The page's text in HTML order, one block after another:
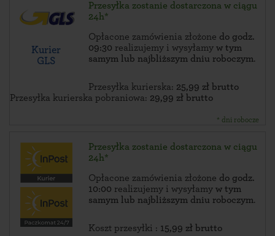
Kurier
GLS
Przesyłka zostanie dostarczona w ciągu
24h*
Opłacone zamówienia złożone do godz.
09:30 realizujemy i wysyłamy w tym
samym lub najbliższym dniu roboczym.
Przesyłka kurierska: 25,99 zł brutto
Przesyłka kurierska pobraniowa: 29,99 zł brutto
* dni robocze
Przesyłka zostanie dostarczona w ciągu
24h*
Opłacone zamówienia złożone do godz.
10:00 realizujemy i wysyłamy w tym
samym lub najbliższym dniu roboczym.
Koszt przesyłki : 15,99 zł brutto